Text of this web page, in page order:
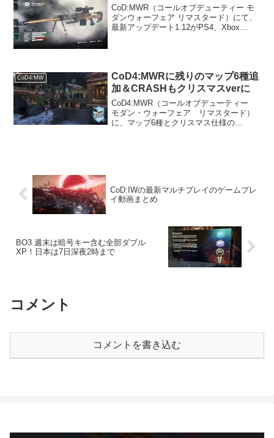
CoD:MWR（コールオブデューティー モ
ダンウォーフェア リマスタード）にて、
最新アップデート1.12がPS4、Xbox
CoD4:MW
CoD4:MWRに残りのマップ6種追
加＆CRASHもクリスマスverに
CoD4:MWR（コールオブデューティー
モダン・ウォーフェア リマスタード）
に、マップ6種とクリスマス仕様の
CoD:IWの最新マルチプレイのゲームプレ
イ動画まとめ
BO3 週末は暗号キー含む全部ダブル
XP！日本は7日深夜2時まで
コメント
コメントを書き込む